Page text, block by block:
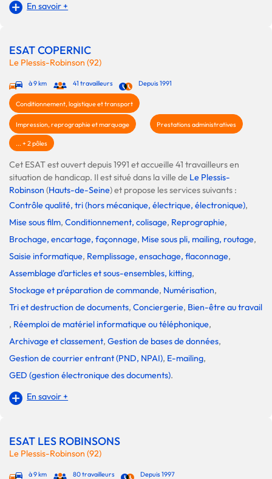
En savoir +
ESAT COPERNIC
Le Plessis-Robinson (92)
à 9 km 41 travailleurs Depuis 1991
Conditionnement, logistique et transport
Impression, reprographie et marquage Prestations administratives
... + 2 pôles
Cet ESAT est ouvert depuis 1991 et accueille 41 travailleurs en
situation de handicap. Il est situé dans la ville de Le Plessis-
Robinson (Hauts-de-Seine) et propose les services suivants :
Contrôle qualité, tri (hors mécanique, électrique, électronique),
Mise sous film, Conditionnement, colisage, Reprographie,
Brochage, encartage, façonnage, Mise sous pli, mailing, routage,
Saisie informatique, Remplissage, ensachage, flaconnage,
Assemblage d'articles et sous-ensembles, kitting,
Stockage et préparation de commande, Numérisation,
Tri et destruction de documents, Conciergerie, Bien-être au travail
, Réemploi de matériel informatique ou téléphonique,
Archivage et classement, Gestion de bases de données,
Gestion de courrier entrant (PND, NPAI), E-mailing,
GED (gestion électronique des documents).
En savoir +
ESAT LES ROBINSONS
Le Plessis-Robinson (92)
à 9 km 80 travailleurs Depuis 1997